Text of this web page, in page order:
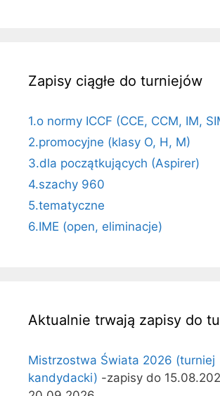
Zapisy ciągłe do turniejów
1.o normy ICCF (CCE, CCM, IM,
2.promocyjne (klasy O, H, M)
3.dla początkujących (Aspirer)
4.szachy 960
5.tematyczne
6.IME (open, eliminacje)
Aktualnie trwają zapisy do
Mistrzostwa Świata 2026 (turniej
kandydacki) -zapisy do